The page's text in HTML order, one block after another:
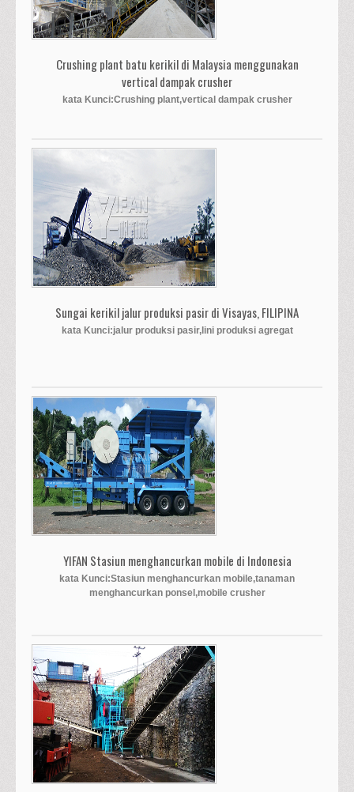
Crushing plant batu kerikil di Malaysia menggunakan
vertical dampak crusher
kata Kunci:Crushing plant,vertical dampak crusher
Sungai kerikil jalur produksi pasir di Visayas, FILIPINA
kata Kunci:jalur produksi pasir,lini produksi agregat
YIFAN Stasiun menghancurkan mobile di Indonesia
kata Kunci:Stasiun menghancurkan mobile,tanaman
menghancurkan ponsel,mobile crusher